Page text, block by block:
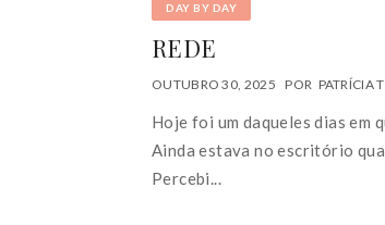
DAY BY DAY
REDE
OUTUBRO 30, 2025 POR PATRÍCIA
Hoje foi um daqueles dias em
Ainda estava no escritório
Percebi...